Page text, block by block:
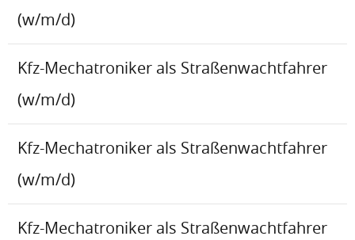
(w/m/d)
Kfz-Mechatroniker als Straßenwachtfahrer
(w/m/d)
Kfz-Mechatroniker als Straßenwachtfahrer
(w/m/d)
Kfz-Mechatroniker als Straßenwachtfahrer